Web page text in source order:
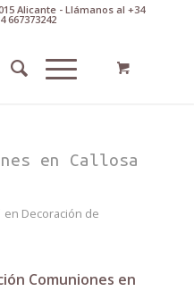
Alicante - Llámanos al +34
667373242
en Callosa
en Decoración de
Comuniones en